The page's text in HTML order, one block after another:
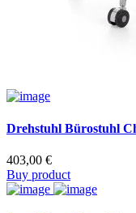
Drehstuhl Bürostuhl
403,00 €
Buy product